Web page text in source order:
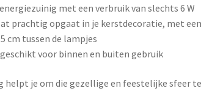
met een verbruik van slechts 6 W
prachtig opgaat in je kerstdecoratie, met een
cm tussen de lampjes
voor binnen en buiten gebruik
helpt je om die gezellige en feestelijke sfeer te